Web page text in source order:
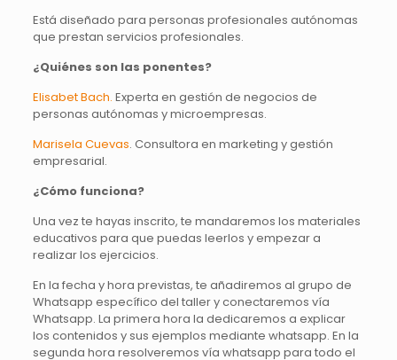
Está diseñado para personas profesionales autónomas
que prestan servicios profesionales.
¿Quiénes son las ponentes?
Elisabet Bach. Experta en gestión de negocios de
personas autónomas y microempresas.
Marisela Cuevas. Consultora en marketing y gestión
empresarial.
¿Cómo funciona?
Una vez te hayas inscrito, te mandaremos los materiales
educativos para que puedas leerlos y empezar a
realizar los ejercicios.
En la fecha y hora previstas, te añadiremos al grupo de
Whatsapp específico del taller y conectaremos vía
Whatsapp. La primera hora la dedicaremos a explicar
los contenidos y sus ejemplos mediante whatsapp. En la
segunda hora resolveremos vía whatsapp para todo el